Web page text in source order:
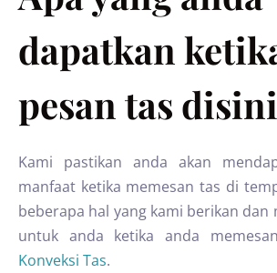
dapatkan
pesan tas
Kami pastikan anda akan
manfaat ketika memesan tas di
beberapa hal yang kami berikan dan
untuk anda ketika anda
Konveksi Tas.